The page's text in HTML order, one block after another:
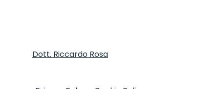
Dott. Riccardo Rosa